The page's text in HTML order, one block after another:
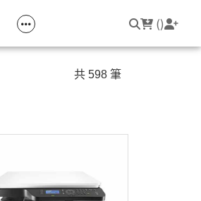
電腦包
變壓器
()
共 598 筆